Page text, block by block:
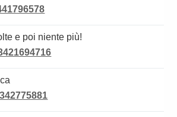
e poi niente più!